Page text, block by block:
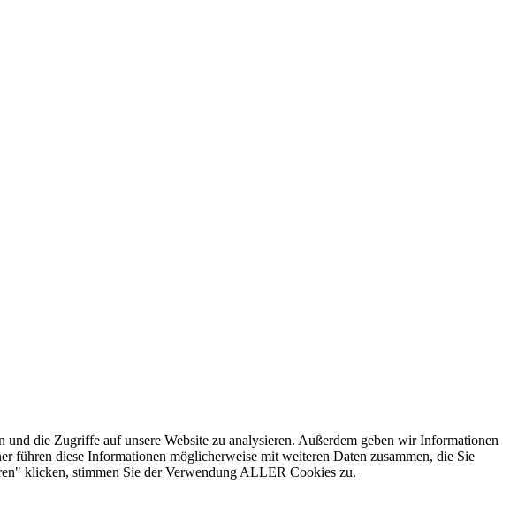
die Zugriffe auf unsere Website zu analysieren. Außerdem geben wir Informationen
führen diese Informationen möglicherweise mit weiteren Daten zusammen, die Sie
klicken, stimmen Sie der Verwendung ALLER Cookies zu.